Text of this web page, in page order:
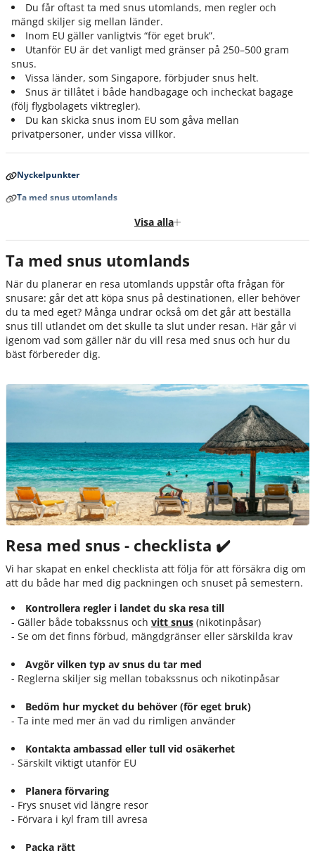
Du får oftast ta med snus utomlands, men regler och
mängd skiljer sig mellan länder.
Inom EU gäller vanligtvis “för eget bruk”.
Utanför EU är det vanligt med gränser på 250–500 gram
snus.
Vissa länder, som Singapore, förbjuder snus helt.
Snus är tillåtet i både handbagage och incheckat bagage
(följ flygbolagets viktregler).
Du kan skicka snus inom EU som gåva mellan
privatpersoner, under vissa villkor.
Nyckelpunkter
Ta med snus utomlands
Ta med snus utomlands – hur mycket snus får man ta med på resan?
Topp 10 populära resmål som tillåter snus
Ta med snus till Spanien och andra länder i EU
Ta med snus till Norge, England, och andra länder i Europa
Ta med snus till USA, Australien, och länder utanför Europa
Att resa med tobaksfritt snus
Snus på resan - Köpa, skicka, förvara och hemresa
Skicka snus utomlands
Förvara snus på resan
Ta med snus hem från semester
FAQ
Visa alla
Ta med snus utomlands
När du planerar en resa utomlands uppstår ofta frågan för
snusare: går det att köpa snus på destinationen, eller behöver
du ta med eget? Många undrar också om det går att beställa
snus till utlandet om det skulle ta slut under resan. Här går vi
igenom vad som gäller när du vill resa med snus och hur du
bäst förbereder dig.
Resa med snus - checklista ✔️
Vi har skapat en enkel checklista att följa för att försäkra dig om
att du både har med dig packningen och snuset på semestern.
Kontrollera regler i landet du ska resa till
- Gäller både tobakssnus och vitt snus (nikotinpåsar)
- Se om det finns förbud, mängdgränser eller särskilda krav
Avgör vilken typ av snus du tar med
- Reglerna skiljer sig mellan tobakssnus och nikotinpåsar
Bedöm hur mycket du behöver (för eget bruk)
- Ta inte med mer än vad du rimligen använder
Kontakta ambassad eller tull vid osäkerhet
- Särskilt viktigt utanför EU
Planera förvaring
- Frys snuset vid längre resor
- Förvara i kyl fram till avresa
Packa rätt